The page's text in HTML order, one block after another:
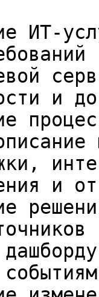
ИТ-
и
и